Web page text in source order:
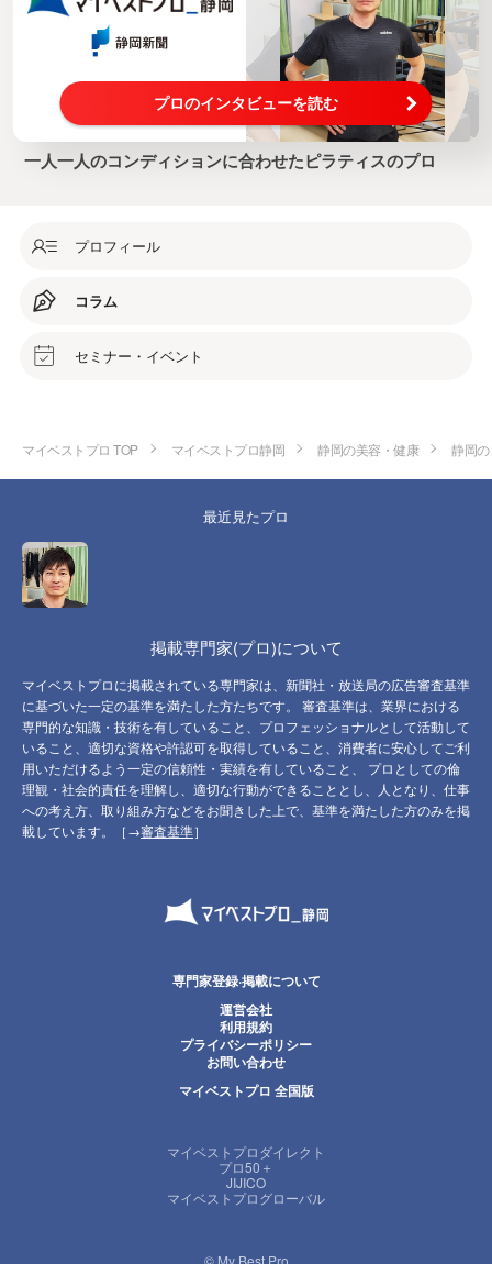
プロのインタビューを読む
一人一人のコンディションに合わせたピラティスのプロ
プロフィール
コラム
セミナー・イベント
マイベストプロ TOP マイベストプロ静岡 静岡の美容・健康 静岡
最近見たプロ
掲載専門家(プロ)について
マイベストプロに掲載されている専門家は、新聞社・放送局の広告審査基準
に基づいた一定の基準を満たした方たちです。 審査基準は、業界における
専門的な知識・技術を有していること、プロフェッショナルとして活動して
いること、適切な資格や許認可を取得していること、消費者に安心してご利
用いただけるよう一定の信頼性・実績を有していること、 プロとしての倫
理観・社会的責任を理解し、適切な行動ができることとし、人となり、仕事
への考え方、取り組み方などをお聞きした上で、基準を満たした方のみを掲
載しています。［→審査基準］
専門家登録·掲載について
運営会社
利用規約
プライバシーポリシー
お問い合わせ
マイベストプロ 全国版
マイベストプロダイレクト
プロ50＋
JIJICO
マイベストプログローバル
© My Best Pro